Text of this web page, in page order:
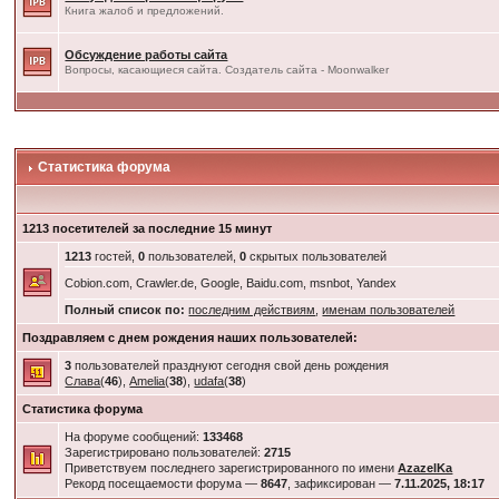
Книга жалоб и предложений.
Обсуждение работы сайта
Вопросы, касающиеся сайта. Создатель сайта - Moonwalker
Статистика форума
1213 посетителей за последние 15 минут
1213 гостей,0 пользователей,0 скрытых пользователей
Cobion.com, Crawler.de, Google, Baidu.com, msnbot, Yandex
Полный список по: последним действиям ,именам пользователей
Поздравляем с днем рождения наших пользователей:
3 пользователей празднуют сегодня свой день рождения
Слава(46),Amelia(38),udafa(38)
Статистика форума
На форуме сообщений:133468
Зарегистрировано пользователей:2715
Приветствуем последнего зарегистрированного по имениAzazelKa
Рекорд посещаемости форума —8647 , зафиксирован —7.11.2025, 18:17